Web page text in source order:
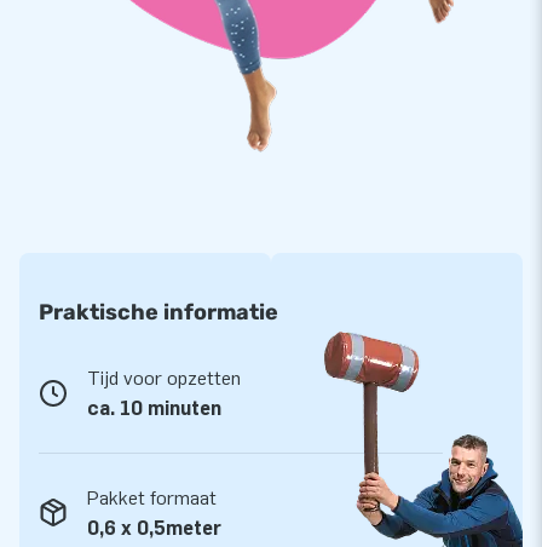
Praktische informatie
Tijd voor opzetten
ca. 10 minuten
Pakket formaat
0,6 x 0,5meter